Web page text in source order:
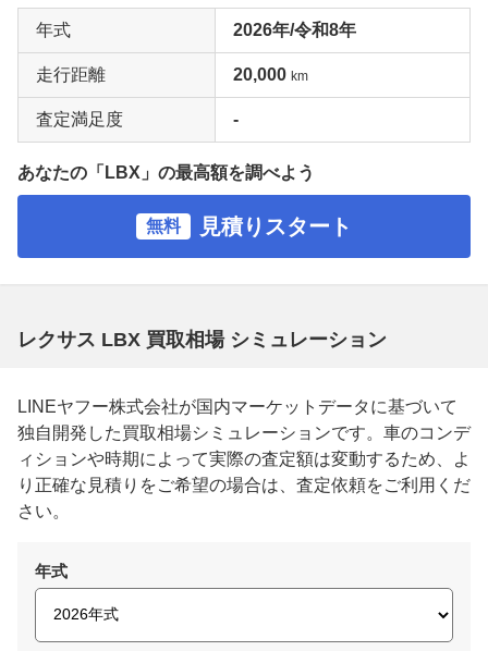
年式 2026年/令和8年
走行距離 20,000 km
査定満足度 -
あなたの「LBX」の最高額を調べよう
無料 見積りスタート
レクサス LBX 買取相場 シミュレーション
LINEヤフー株式会社が国内マーケットデータに基づいて
独自開発した買取相場シミュレーションです。車のコンデ
ィションや時期によって実際の査定額は変動するため、よ
り正確な見積りをご希望の場合は、査定依頼をご利用くだ
さい。
年式